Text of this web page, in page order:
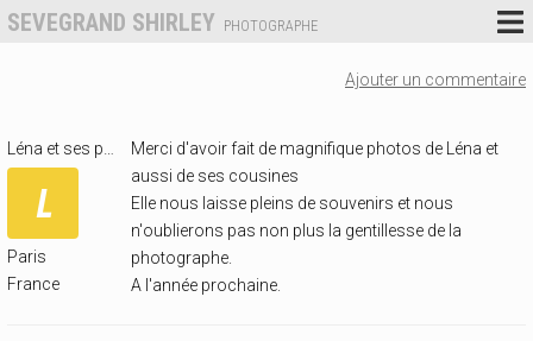
SEVEGRAND SHIRLEY PHOTOGRAPHE
Ajouter un commentaire
Paris
France
Merci d'avoir fait de magnifique photos de Léna et
aussi de ses cousines
Elle nous laisse pleins de souvenirs et nous
n'oublierons pas non plus la gentillesse de la
photographe.
A l'année prochaine.